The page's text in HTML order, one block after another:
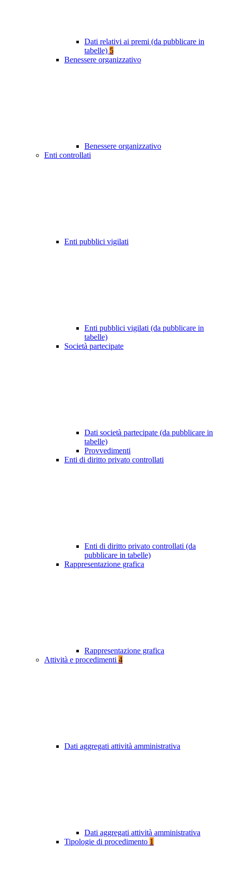
Dati relativi ai premi (da pubblicare in
tabelle) 5
Benessere organizzativo
Benessere organizzativo
Enti controllati
Enti pubblici vigilati
Enti pubblici vigilati (da pubblicare in
tabelle)
Società partecipate
Dati società partecipate (da pubblicare in
tabelle)
Provvedimenti
Enti di diritto privato controllati
Enti di diritto privato controllati (da
pubblicare in tabelle)
Rappresentazione grafica
Rappresentazione grafica
Attività e procedimenti 4
Dati aggregati attività amministrativa
Dati aggregati attività amministrativa
Tipologie di procedimento 1